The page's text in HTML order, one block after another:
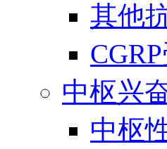
其他
中枢兴
中枢